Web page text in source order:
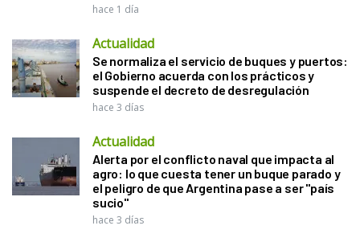
hace 1 día
Actualidad
Se normaliza el servicio de buques y puertos:
el Gobierno acuerda con los prácticos y
suspende el decreto de desregulación
hace 3 días
Actualidad
Alerta por el conflicto naval que impacta al
agro: lo que cuesta tener un buque parado y
el peligro de que Argentina pase a ser "país
sucio"
hace 3 días